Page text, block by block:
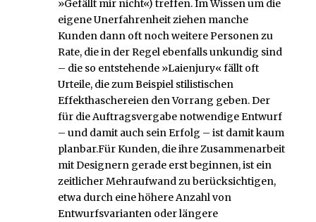
»Gefällt mir nicht«) treffen. Im Wissen um die
eigene Unerfahrenheit ziehen manche
Kunden dann oft noch weitere Personen zu
Rate, die in der Regel ebenfalls unkundig sind
– die so entstehende »Laienjury« fällt oft
Urteile, die zum Beispiel stilistischen
Effekthaschereien den Vorrang geben. Der
für die Auftragsvergabe notwendige Entwurf
– und damit auch sein Erfolg – ist damit kaum
planbar.Für Kunden, die ihre Zusammenarbeit
mit Designern gerade erst beginnen, ist ein
zeitlicher Mehraufwand zu berücksichtigen,
etwa durch eine höhere Anzahl von
Entwurfsvarianten oder längere